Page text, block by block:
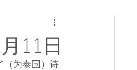
11日
（为泰国）诗